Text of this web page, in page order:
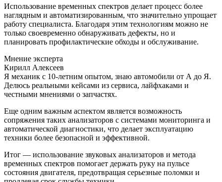
Использование временных спектров делает процесс более
наглядным и автоматизированным, что значительно упрощает
работу специалиста. Благодаря этим технологиям можно не
только своевременно обнаруживать дефекты, но и
планировать профилактические обходы и обслуживание.
Мнение эксперта
Кирилл Алексеев
Я механик с 10-летним опытом, знаю автомобили от А до Я.
Делюсь реальными кейсами из сервиса, лайфхаками и
честными мнениями о запчастях.
Еще одним важным аспектом является возможность
сопряжения таких анализаторов с системами мониторинга и
автоматической диагностики, что делает эксплуатацию
техники более безопасной и эффективной.
Итог — использование звуковых анализаторов и метода
временных спектров помогает держать руку на пульсе
состояния двигателя, предотвращая серьезные поломки и